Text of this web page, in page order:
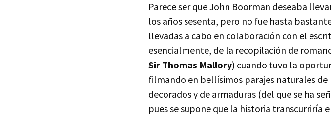
Parece ser que John Boorman deseaba
los años sesenta, pero no fue hasta
llevadas a cabo en colaboración con el
esencialmente, de la recopilación de
Sir Thomas Mallory) cuando tuvo la
filmando en bellísimos parajes naturales de
decorados y de armaduras (del que se ha
pues se supone que la historia transcurriría